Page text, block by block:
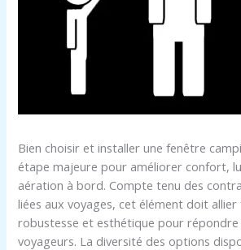
Bien choisir et installer une fenêtre
étape majeure pour améliorer confort,
aération à bord. Compte tenu des
liées aux voyages, cet élément doit
robustesse et esthétique pour répondre
voyageurs. La diversité des options